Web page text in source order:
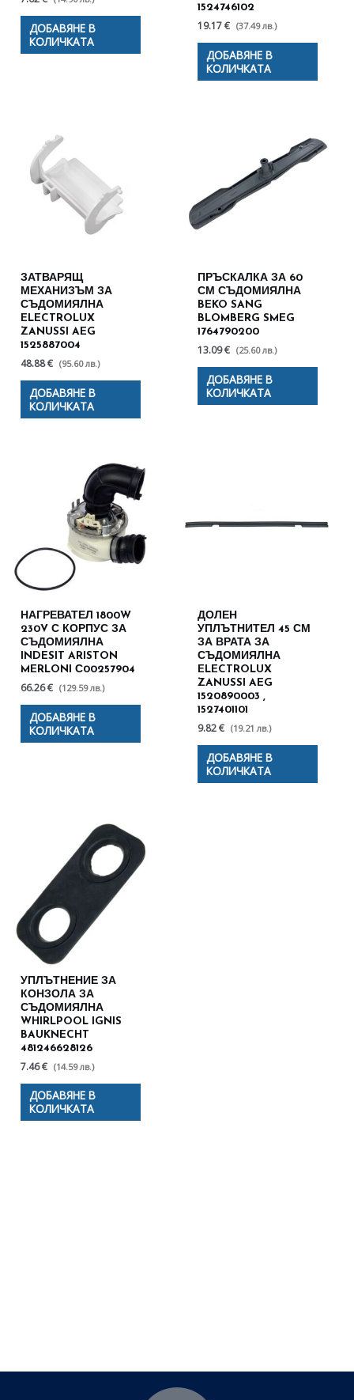
ДОБАВЯНЕ В
КОЛИЧКАТА
1524746102
19.17 € (37.49 лв.)
ДОБАВЯНЕ В
КОЛИЧКАТА
ЗАТВАРЯЩ
МЕХАНИЗЪМ ЗА
СЪДОМИЯЛНА
ELECTROLUX
ZANUSSI AEG
1525887004
48.88 € (95.60 лв.)
ДОБАВЯНЕ В
КОЛИЧКАТА
ПРЪСКАЛКА ЗА 60
СМ СЪДОМИЯЛНА
BEKO SANG
BLOMBERG SMEG
1764790200
13.09 € (25.60 лв.)
ДОБАВЯНЕ В
КОЛИЧКАТА
НАГРЕВАТЕЛ 1800W
230V С КОРПУС ЗА
СЪДОМИЯЛНА
INDESIT ARISTON
MERLONI С00257904
66.26 € (129.59 лв.)
ДОБАВЯНЕ В
КОЛИЧКАТА
ДОЛЕН
УПЛЪТНИТЕЛ 45 СМ
ЗА ВРАТА ЗА
СЪДОМИЯЛНА
ELECTROLUX
ZANUSSI AEG
1520890003 ,
1527401101
9.82 € (19.21 лв.)
ДОБАВЯНЕ В
КОЛИЧКАТА
УПЛЪТНЕНИЕ ЗА
КОНЗОЛА ЗА
СЪДОМИЯЛНА
WHIRLPOOL IGNIS
BAUKNECHT
481246628126
7.46 € (14.59 лв.)
ДОБАВЯНЕ В
КОЛИЧКАТА